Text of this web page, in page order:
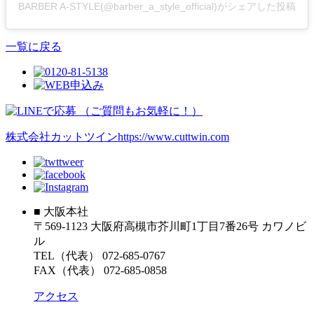
BARBER A-STYLE(@barber_a_style_official)がシェアした投稿
一覧に戻る
株式会社カットツインhttps://www.cuttwin.com
■ 大阪本社
〒569-1123 大阪府高槻市芥川町1丁目7番26号 カワノビ
ル
TEL（代表） 072-685-0767
FAX（代表） 072-685-0858
アクセス